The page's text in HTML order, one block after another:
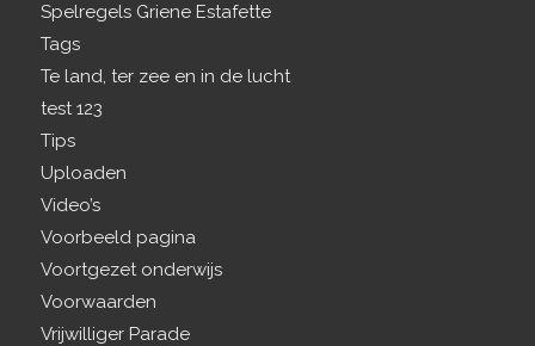
Spelregels Griene Estafette
Tags
Te land, ter zee en in de lucht
test 123
Tips
Uploaden
Video’s
Voorbeeld pagina
Voortgezet onderwijs
Voorwaarden
Vrijwilliger Parade